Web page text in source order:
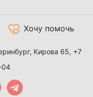
Хочу помочь
Кирова 65, +7
04